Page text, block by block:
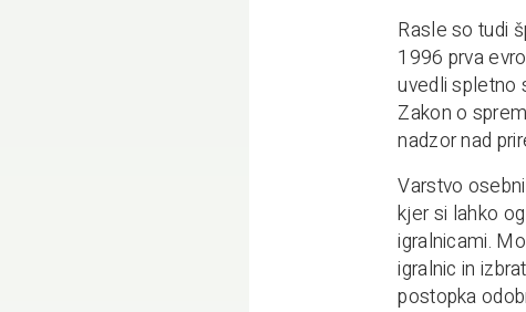
Rasle so tudi
1996 prva
uvedli spletno
Zakon o
nadzor nad
Varstvo
kjer si lahko
igralnicami.
igralnic in
postopka